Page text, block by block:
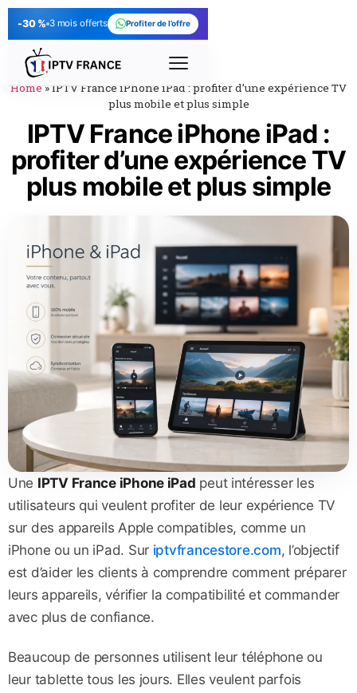
-30 % 3 mois offerts Profiter de l’offre
Home »IPTV France iPhone iPad : profiter d’une expérience TV
plus mobile et plus simple
IPTV France iPhone iPad :
profiter d’une expérience TV
plus mobile et plus simple
Une IPTV France iPhone iPad peut intéresser les
utilisateurs qui veulent profiter de leur expérience TV
sur des appareils Apple compatibles, comme un
iPhone ou un iPad. Sur iptvfrancestore.com, l’objectif
est d’aider les clients à comprendre comment préparer
leurs appareils, vérifier la compatibilité et commander
avec plus de confiance.
Beaucoup de personnes utilisent leur téléphone ou
leur tablette tous les jours. Elles veulent parfois